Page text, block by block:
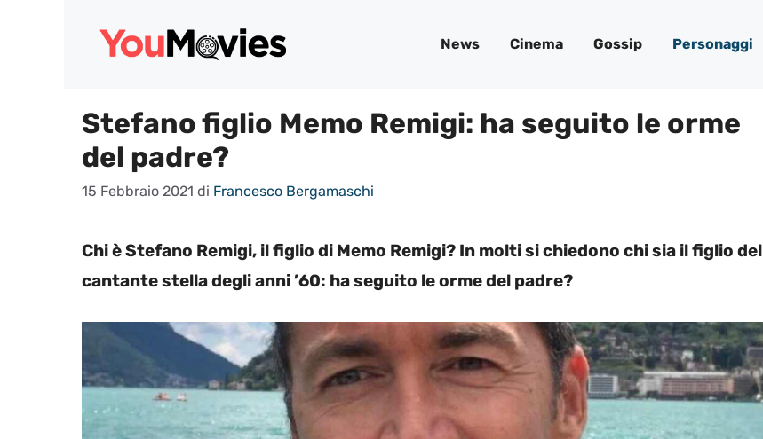
News Cinema Gossip Personaggi
Stefano figlio Memo Remigi: ha seguito le orme
del padre?
15 Febbraio 2021 di Francesco Bergamaschi
Chi è Stefano Remigi, il figlio di Memo Remigi? In molti si chiedono chi sia il figlio del
cantante stella degli anni ’60: ha seguito le orme del padre?